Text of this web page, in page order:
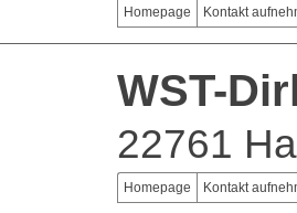
Homepage Kontakt
WST-
22761
Homepage Kontakt